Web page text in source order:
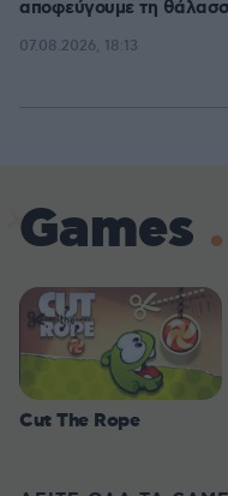
αποφεύγουμε τη
07.08.2026, 18:13
Games
Cut The Rope